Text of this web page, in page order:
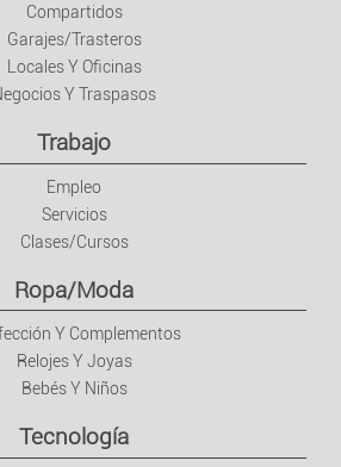
Compartidos
Garajes/Trasteros
Locales Y Oficinas
Y Traspasos
Trabajo
Empleo
Servicios
Clases/Cursos
Ropa/Moda
Y Complementos
Relojes Y Joyas
Bebés Y Niños
Tecnología